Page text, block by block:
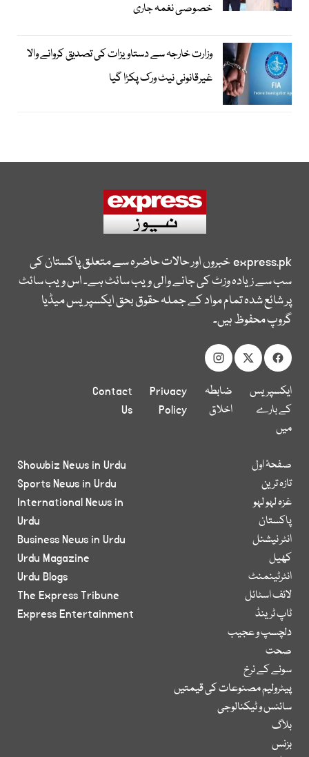
خصوصی نغمہ جاری
وزارت خارجہ سے دستاویزات کی تصدیق کروانے والا
غیرقانونی نیٹ ورک پکڑا گیا
express.pkخبروں اور حالات حاضرہ سے متعلق پاکستان کی
سب سے زیادہ وزٹ کی جانے والی ویب سائٹ ہے۔ اس ویب سائٹ
پر شائع شدہ تمام مواد کے جملہ حقوق بحق ایکسپریس میڈیا
گروپ محفوظ ہیں۔
ایکسپریس
کے بارے
میں
ضابطہ
اخلاق
Privacy
Policy
Contact
Us
صفحۂ اول
تازہ ترین
غزہ لہو لہو
پاکستان
انٹر نیشنل
کھیل
انٹرٹینمنٹ
لائف اسٹائل
ٹاپ ٹرینڈ
دلچسپ و عجیب
صحت
سونے کے نرخ
پیٹرولیم مصنوعات کی قیمتیں
سائنس و ٹیکنالوجی
بلاگ
بزنس
Showbiz News in Urdu
Sports News in Urdu
International News in
Urdu
Business News in Urdu
Urdu Magazine
Urdu Blogs
The Express Tribune
Express Entertainment